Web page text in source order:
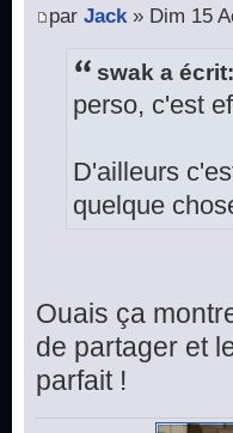
par Jack » Dim 15
swak a écrit:
perso, c'est
D'ailleurs
quelque
Ouais ça
de partager et
parfait !